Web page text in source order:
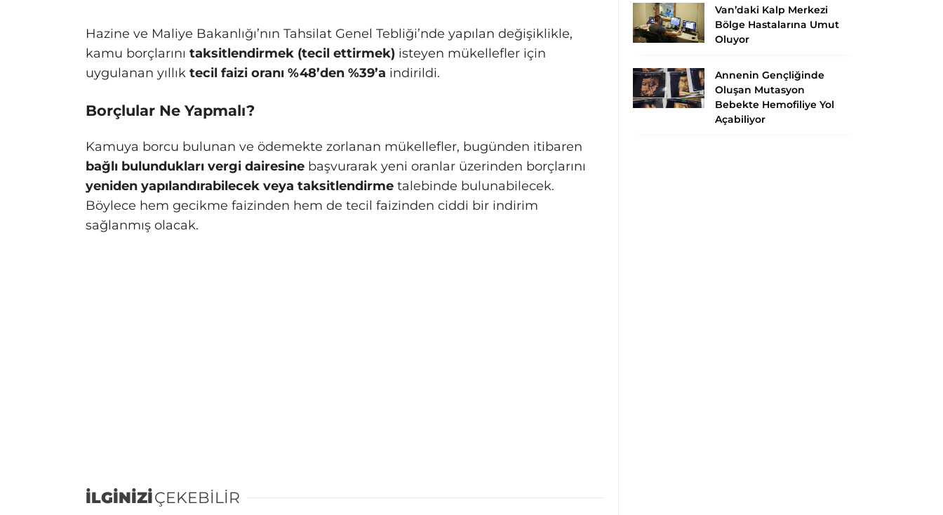
Hazine ve Maliye Bakanlığı’nın Tahsilat Genel Tebliği’nde yapılan değişiklikle,
kamu borçlarını taksitlendirmek (tecil ettirmek) isteyen mükellefler için
uygulanan yıllık tecil faizi oranı %48’den %39’a indirildi.
Borçlular Ne Yapmalı?
Kamuya borcu bulunan ve ödemekte zorlanan mükellefler, bugünden itibaren
bağlı bulundukları vergi dairesine başvurarak yeni oranlar üzerinden borçlarını
yeniden yapılandırabilecek veya taksitlendirme talebinde bulunabilecek.
Böylece hem gecikme faizinden hem de tecil faizinden ciddi bir indirim
sağlanmış olacak.
İLGİNİZİÇEKEBİLİR
Van’daki Kalp Merkezi
Bölge Hastalarına Umut
Oluyor
Annenin Gençliğinde
Oluşan Mutasyon
Bebekte Hemofiliye Yol
Açabiliyor